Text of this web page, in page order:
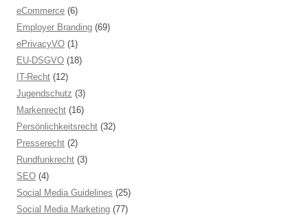
eCommerce (6)
Employer Branding (69)
ePrivacyVO (1)
EU-DSGVO (18)
IT-Recht (12)
Jugendschutz (3)
Markenrecht (16)
Persönlichkeitsrecht (32)
Presserecht (2)
Rundfunkrecht (3)
SEO (4)
Social Media Guidelines (25)
Social Media Marketing (77)